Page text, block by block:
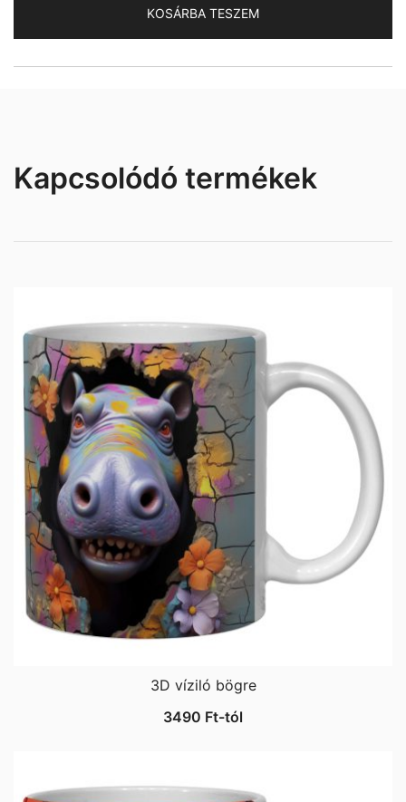
KOSÁRBA TESZEM
Kapcsolódó termékek
3D víziló bögre
3490 Ft-tól